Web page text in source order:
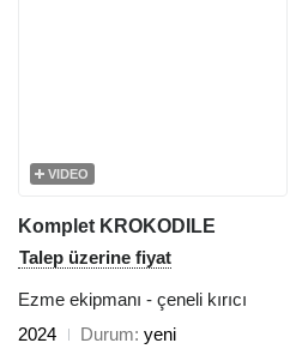
VIDEO
Komplet KROKODILE
Talep üzerine fiyat
Ezme ekipmanı - çeneli kırıcı
2024
Durum yeni